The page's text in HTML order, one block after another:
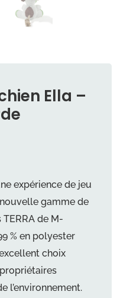
Ella –
expérience de jeu
gamme de
de M-
% en polyester
choix
l’environnement.